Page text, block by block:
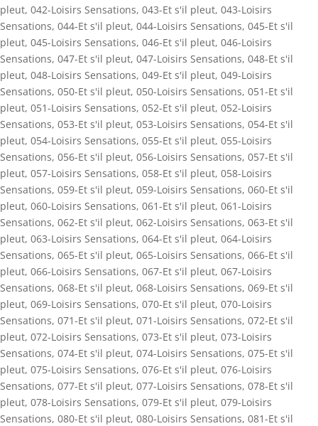
pleut, 042-Loisirs Sensations, 043-Et s'il pleut, 043-Loisirs
Sensations, 044-Et s'il pleut, 044-Loisirs Sensations, 045-Et s'il
pleut, 045-Loisirs Sensations, 046-Et s'il pleut, 046-Loisirs
Sensations, 047-Et s'il pleut, 047-Loisirs Sensations, 048-Et s'il
pleut, 048-Loisirs Sensations, 049-Et s'il pleut, 049-Loisirs
Sensations, 050-Et s'il pleut, 050-Loisirs Sensations, 051-Et s'il
pleut, 051-Loisirs Sensations, 052-Et s'il pleut, 052-Loisirs
Sensations, 053-Et s'il pleut, 053-Loisirs Sensations, 054-Et s'il
pleut, 054-Loisirs Sensations, 055-Et s'il pleut, 055-Loisirs
Sensations, 056-Et s'il pleut, 056-Loisirs Sensations, 057-Et s'il
pleut, 057-Loisirs Sensations, 058-Et s'il pleut, 058-Loisirs
Sensations, 059-Et s'il pleut, 059-Loisirs Sensations, 060-Et s'il
pleut, 060-Loisirs Sensations, 061-Et s'il pleut, 061-Loisirs
Sensations, 062-Et s'il pleut, 062-Loisirs Sensations, 063-Et s'il
pleut, 063-Loisirs Sensations, 064-Et s'il pleut, 064-Loisirs
Sensations, 065-Et s'il pleut, 065-Loisirs Sensations, 066-Et s'il
pleut, 066-Loisirs Sensations, 067-Et s'il pleut, 067-Loisirs
Sensations, 068-Et s'il pleut, 068-Loisirs Sensations, 069-Et s'il
pleut, 069-Loisirs Sensations, 070-Et s'il pleut, 070-Loisirs
Sensations, 071-Et s'il pleut, 071-Loisirs Sensations, 072-Et s'il
pleut, 072-Loisirs Sensations, 073-Et s'il pleut, 073-Loisirs
Sensations, 074-Et s'il pleut, 074-Loisirs Sensations, 075-Et s'il
pleut, 075-Loisirs Sensations, 076-Et s'il pleut, 076-Loisirs
Sensations, 077-Et s'il pleut, 077-Loisirs Sensations, 078-Et s'il
pleut, 078-Loisirs Sensations, 079-Et s'il pleut, 079-Loisirs
Sensations, 080-Et s'il pleut, 080-Loisirs Sensations, 081-Et s'il